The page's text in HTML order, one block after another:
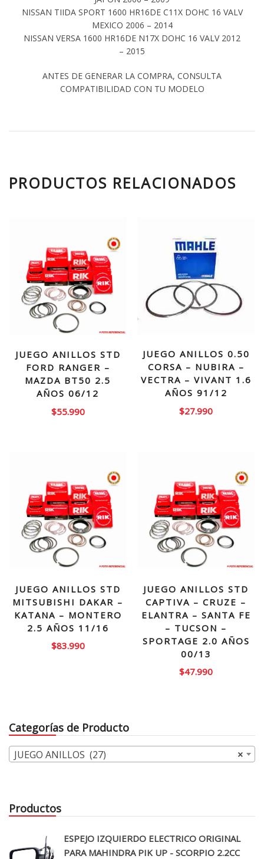
NISSAN TIIDA SPORT 1600 HR16DE C11X DOHC 16 VALV
MEXICO 2006 – 2014
NISSAN VERSA 1600 HR16DE N17X DOHC 16 VALV 2012
– 2015
ANTES DE GENERAR LA COMPRA, CONSULTA
COMPATIBILIDAD CON TU MODELO
PRODUCTOS RELACIONADOS
JUEGO ANILLOS STD
FORD RANGER –
MAZDA BT50 2.5
AÑOS 06/12
$55.990
JUEGO ANILLOS 0.50
CORSA – NUBIRA –
VECTRA – VIVANT 1.6
AÑOS 91/12
$27.990
JUEGO ANILLOS STD
MITSUBISHI DAKAR –
KATANA – MONTERO
2.5 AÑOS 11/16
$83.990
JUEGO ANILLOS STD
CAPTIVA – CRUZE –
ELANTRA – SANTA FE
– TUCSON –
SPORTAGE 2.0 AÑOS
00/13
$47.990
Categorías de Producto
×
JUEGO ANILLOS (27)
Productos
ESPEJO IZQUIERDO ELECTRICO ORIGINAL
PARA MAHINDRA PIK UP - SCORPIO 2.2CC